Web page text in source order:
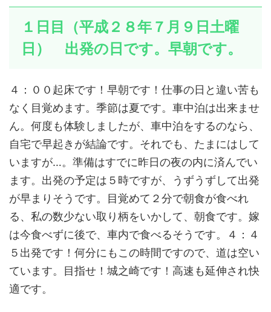
１日目（平成２８年７月９日土曜
日） 出発の日です。早朝です。
４：００起床です！早朝です！仕事の日と違い苦も
なく目覚めます。季節は夏です。車中泊は出来ませ
ん。何度も体験しましたが、車中泊をするのなら、
自宅で早起きが結論です。それでも、たまにはして
いますが…。準備はすでに昨日の夜の内に済んでい
ます。出発の予定は５時ですが、うずうずして出発
が早まりそうです。目覚めて２分で朝食が食べれ
る、私の数少ない取り柄をいかして、朝食です。嫁
は今食べずに後で、車内で食べるそうです。４：４
５出発です！何分にもこの時間ですので、道は空い
ています。目指せ！城之崎です！高速も延伸され快
適です。